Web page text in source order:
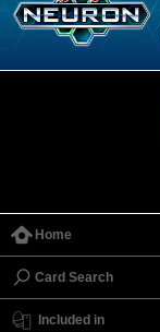
Home
Card Search
Included in